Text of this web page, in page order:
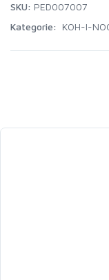
SKU: PED007007
Kategorie:
KOH-I-